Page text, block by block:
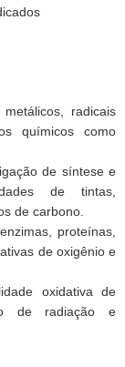
radicais
químicos como
de síntese e
de tintas,
de carbono.
proteínas,
de oxigênio e
oxidativa de
de radiação e